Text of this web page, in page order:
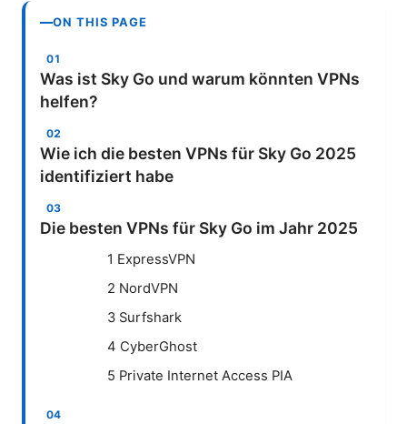
ON THIS PAGE
Was ist Sky Go und warum könnten VPNs
helfen?
Wie ich die besten VPNs für Sky Go 2025
identifiziert habe
Die besten VPNs für Sky Go im Jahr 2025
1 ExpressVPN
2 NordVPN
3 Surfshark
4 CyberGhost
5 Private Internet Access PIA